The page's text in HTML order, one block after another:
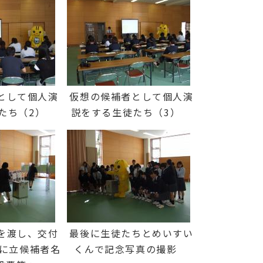
して個人演
ち（2）
仮想の候補者として個人演
説をする生徒たち（3）
渡し、交付
立候補者名
最後に生徒たちとめいすい
くんで記念写真の撮影